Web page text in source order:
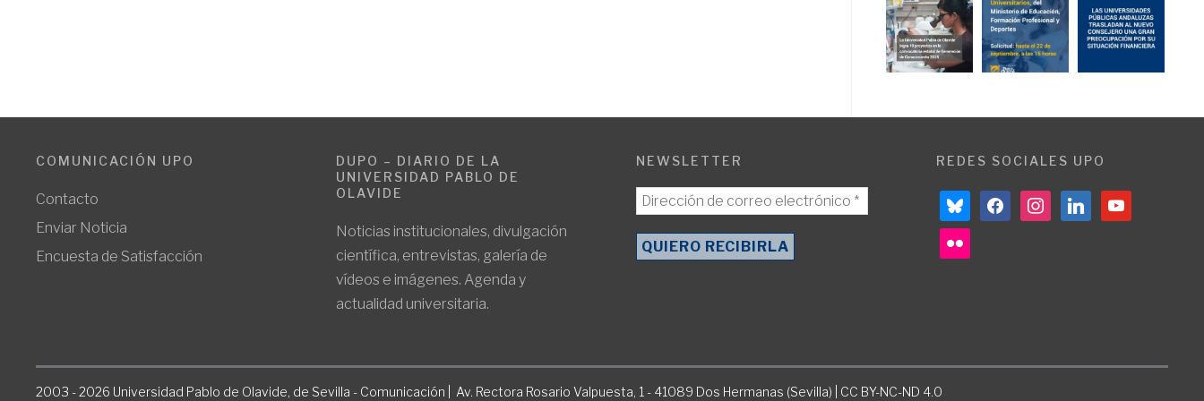
COMUNICACIÓN UPO
Contacto
Enviar Noticia
Encuesta de Satisfacción
DUPO – DIARIO DE LA
UNIVERSIDAD PABLO DE
OLAVIDE
Noticias institucionales, divulgación
científica, entrevistas, galería de
vídeos e imágenes. Agenda y
actualidad universitaria.
NEWSLETTER REDES SOCIALES UPO
blueskyfacebookinstagramlinkedin youtube
flickr
2003 - 2026 Universidad Pablo de Olavide, de Sevilla - Comunicación | Av. Rectora Rosario Valpuesta, 1 - 41089 Dos Hermanas (Sevilla) | CC BY-NC-ND 4.0